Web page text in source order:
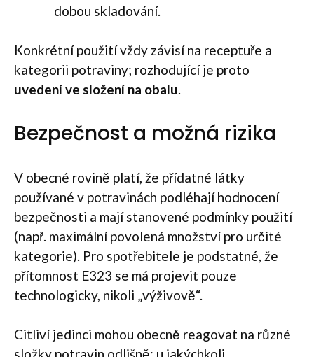
dobou skladování.
Konkrétní použití vždy závisí na receptuře a
kategorii potraviny; rozhodující je proto
uvedení ve složení na obalu.
Bezpečnost a možná rizika
V obecné rovině platí, že přídatné látky
používané v potravinách podléhají hodnocení
bezpečnosti a mají stanovené podmínky použití
(např. maximální povolená množství pro určité
kategorie). Pro spotřebitele je podstatné, že
přítomnost E323 se má projevit pouze
technologicky, nikoli „výživově“.
Citliví jedinci mohou obecně reagovat na různé